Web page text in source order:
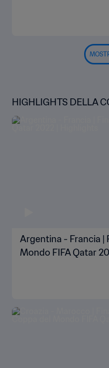
HIGHLIGHTS DELLA
ONDO
Argentina - Francia |
Mondo FIFA Qatar